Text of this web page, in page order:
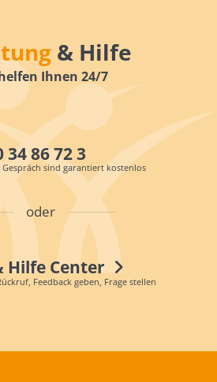
& Hilfe
Ihnen 24/7
34 86 72 3
sind garantiert kostenlos
oder
Hilfe Center
Feedback geben, Frage stellen